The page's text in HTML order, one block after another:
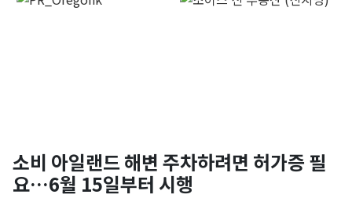
소비 아일랜드 해변 주차하려면 허가증 필
요…6월 15일부터 시행